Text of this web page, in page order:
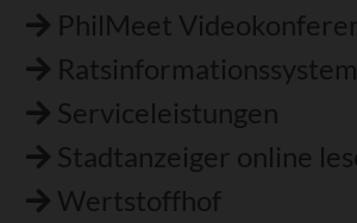
PhilMeet
Ratsinformationssystem
Serviceleistungen
Stadtanzeiger online
Wertstoffhof